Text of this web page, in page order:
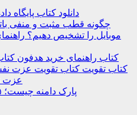
دانلود کتاب پایگاه
چگونه قطب مثبت و منفی
موبایل را تشخیص دهیم؟
کتاب راهنمای خرید هدفون
کتاب تقویت
عزت نفس با
پارک دامنه چیست؛ ۵+۱ مزیت فوق العاده آن